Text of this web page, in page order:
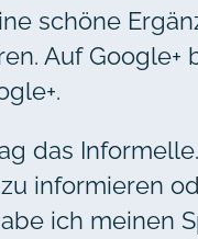
schöne
Auf Google+
das
informieren
ich meinen